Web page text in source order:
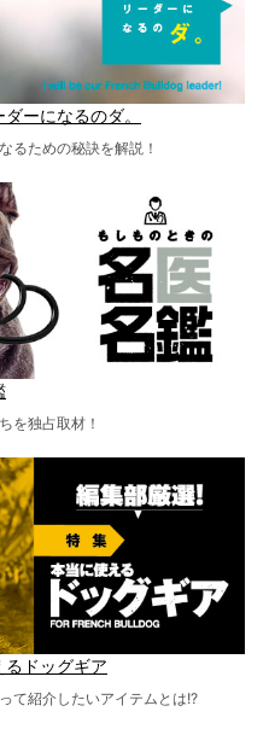
ーになるのダ。
るための秘訣を解説！
を独占取材！
るドッグギア
て紹介したいアイテムとは!?